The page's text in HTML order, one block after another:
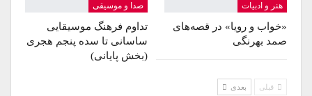
هنر و ادبیات
«خواب و رویا» در قصه‌های
صمد بهرنگی
صدا و موسیقی
تداوم فرهنگ موسیقایی
ساسانی تا سده پنجم هجری
(بخش پایانی)
قبلی بعدی